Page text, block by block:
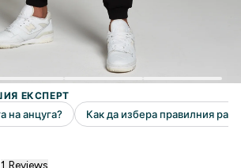
1 Ревюта
1 Reviews